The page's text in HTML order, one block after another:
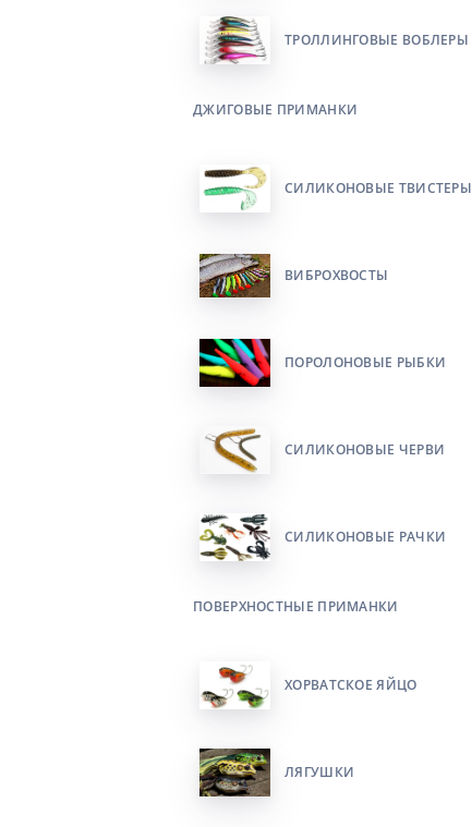
ТРОЛЛИНГОВЫЕ ВОБЛЕРЫ
ДЖИГОВЫЕ ПРИМАНКИ
СИЛИКОНОВЫЕ ТВИСТЕРЫ
ВИБРОХВОСТЫ
ПОРОЛОНОВЫЕ РЫБКИ
СИЛИКОНОВЫЕ ЧЕРВИ
СИЛИКОНОВЫЕ РАЧКИ
ПОВЕРХНОСТНЫЕ ПРИМАНКИ
ХОРВАТСКОЕ ЯЙЦО
ЛЯГУШКИ